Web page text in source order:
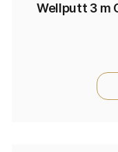
Wellputt 3 m